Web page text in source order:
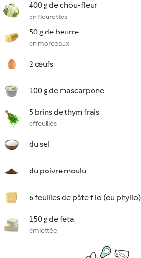
400 g de chou-fleur
en fleurettes
50 g de beurre
en morceaux
2 œufs
100 g de mascarpone
5 brins de thym frais
effeuillés
du sel
du poivre moulu
6 feuilles de pâte filo (ou phyllo)
150 g de feta
émiettée